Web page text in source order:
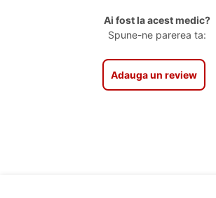
Ai fost la acest medic?
Spune-ne parerea ta:
Adauga un review